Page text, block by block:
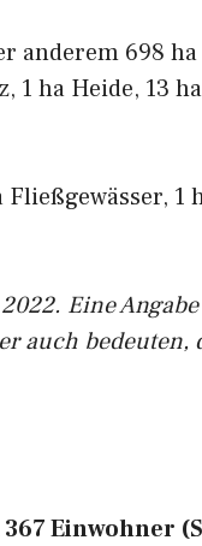
anderem 698
1 ha Heide, 13
1
Eine
auch bedeuten,
Einwohner